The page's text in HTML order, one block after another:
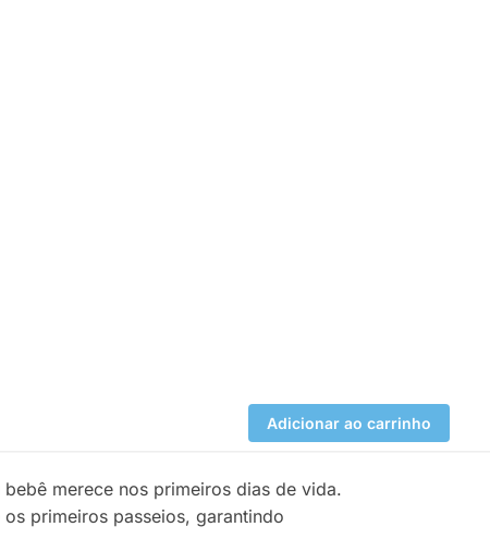
Adicionar ao carrinho
merece nos primeiros dias de vida.
primeiros passeios, garantindo